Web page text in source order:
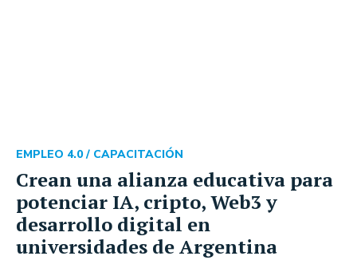
Crean una alianza educativa para
potenciar IA, cripto, Web3 y
desarrollo digital en
universidades de Argentina
EMPLEO 4.0 / CAPACITACIÓN